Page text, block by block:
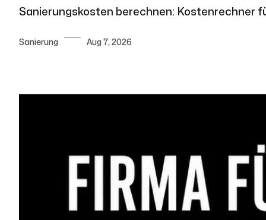
Sanierungskosten berechnen: Kostenrechner
Sanierung Aug 7, 2026